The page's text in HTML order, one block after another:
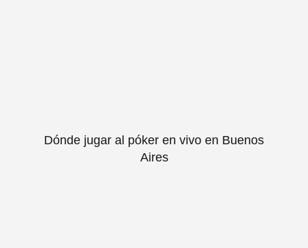
Dónde jugar al póker en vivo en Buenos
Aires